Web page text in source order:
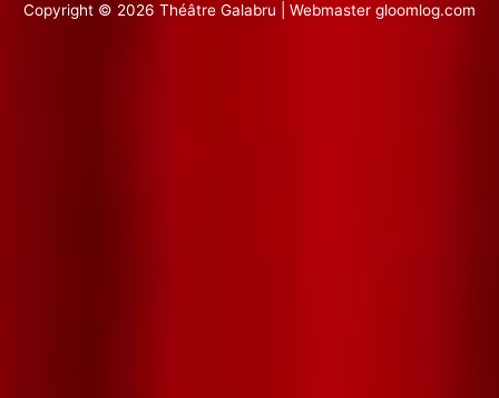
Copyright © 2026 Théâtre Galabru | Webmaster gloomlog.com